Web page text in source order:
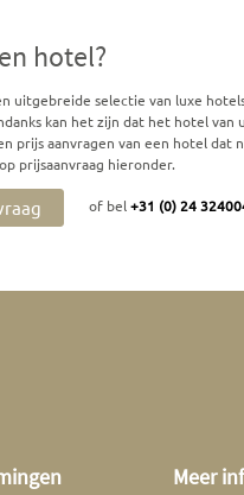
hotel?
uitgebreide selectie van luxe
kan het zijn dat het hotel van
prijs aanvragen van een hotel dat
prijsaanvraag hieronder.
of bel+31 (0) 24
Meer